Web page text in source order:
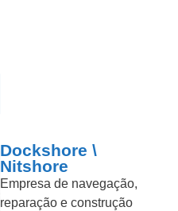
Dockshore \
Nitshore
Empresa de navegação,
reparação e construção